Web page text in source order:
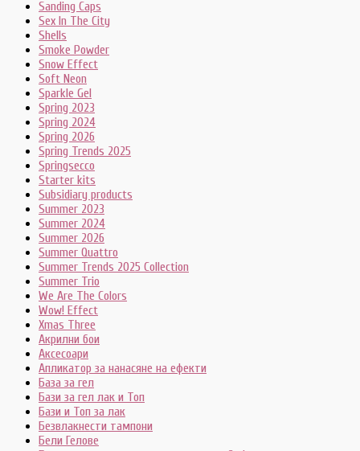
Sanding Caps
Sex In The City
Shells
Smoke Powder
Snow Effect
Soft Neon
Sparkle Gel
Spring 2023
Spring 2024
Spring 2026
Spring Trends 2025
Springsecco
Starter kits
Subsidiary products
Summer 2023
Summer 2024
Summer 2026
Summer Quattro
Summer Trends 2025 Collection
Summer Trio
We Are The Colors
Wow! Effect
Xmas Three
Акрилни бои
Аксесоари
Апликатор за нанасяне на ефекти
База за гел
Бази за гел лак и Топ
Бази и Топ за лак
Безвлакнести тампони
Бели Гелове